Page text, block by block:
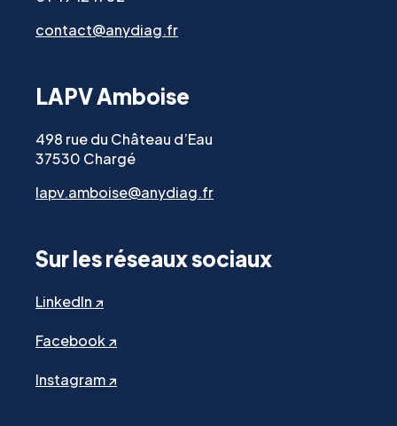
contact@anydiag.fr
LAPV Amboise
498 rue du Château d’Eau
37530 Chargé
lapv.amboise@anydiag.fr
Sur les réseaux sociaux
LinkedIn ↗
Facebook ↗
Instagram ↗